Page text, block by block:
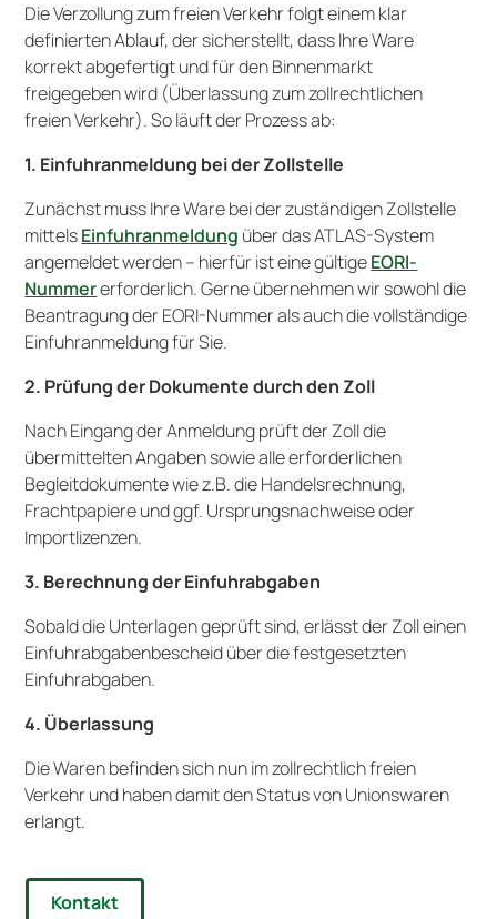
Die Verzollung zum freien Verkehr folgt einem klar
definierten Ablauf, der sicherstellt, dass Ihre Ware
korrekt abgefertigt und für den Binnenmarkt
freigegeben wird (Überlassung zum zollrechtlichen
freien Verkehr). So läuft der Prozess ab:
1. Einfuhranmeldung bei der Zollstelle
Zunächst muss Ihre Ware bei der zuständigen Zollstelle
mittelsEinfuhranmeldung über das ATLAS-System
angemeldet werden – hierfür ist eine gültigeEORI-
Nummererforderlich. Gerne übernehmen wir sowohl die
Beantragung der EORI-Nummer als auch die vollständige
Einfuhranmeldung für Sie.
2. Prüfung der Dokumente durch den Zoll
Nach Eingang der Anmeldung prüft der Zoll die
übermittelten Angaben sowie alle erforderlichen
Begleitdokumente wie z.B. die Handelsrechnung,
Frachtpapiere und ggf. Ursprungsnachweise oder
Importlizenzen.
3. Berechnung der Einfuhrabgaben
Sobald die Unterlagen geprüft sind, erlässt der Zoll einen
Einfuhrabgabenbescheid über die festgesetzten
Einfuhrabgaben.
4. Überlassung
Die Waren befinden sich nun im zollrechtlich freien
Verkehr und haben damit den Status von Unionswaren
erlangt.
Kontakt